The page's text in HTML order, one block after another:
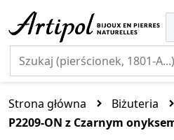
Strona główna Biżuteria
P2209-ON z Czarnym